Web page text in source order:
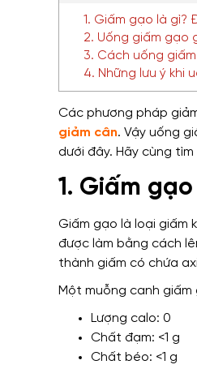
1. Giấm gạo là gì?
2. Uống giấm gạo
3. Cách uống
4. Những lưu ý khi
Các phương pháp
giảm cân. Vậy uống
dưới đây. Hãy cùng tìm
1. Giấm
Giấm gạo là loại giấm
được làm bằng cách
thành giấm có chứa
Một muỗng canh
Lượng calo: 0
Chất đạm: <1 g
Chất béo: <1 g